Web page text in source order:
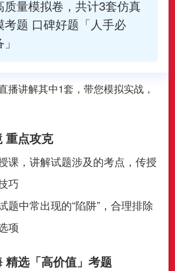
质量模拟卷，共计3套仿真
考题 口碑好题「人手必
播讲解其中1套，带您模拟实战，
重点攻克
课，讲解试题涉及的考点，传授
巧
题中常出现的“陷阱”，合理排除
项
精选「高价值」考题